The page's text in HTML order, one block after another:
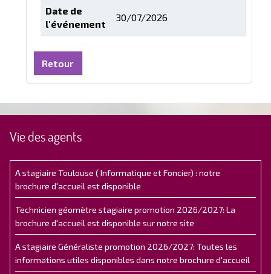
Date de
l'événement
30/07/2026
Retour
Vie des agents
A stagiaire Toulouse ( Informatique et Foncier) : notre
brochure d'accueil est disponible
Technicien géomètre stagiaire promotion 2026/2027: La
brochure d'accueil est disponible sur notre site
A stagiaire Généraliste promotion 2026/2027: Toutes les
informations utiles disponibles dans notre brochure d'accueil